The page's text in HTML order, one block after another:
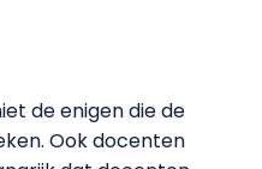
de enigen die de
Ook docenten